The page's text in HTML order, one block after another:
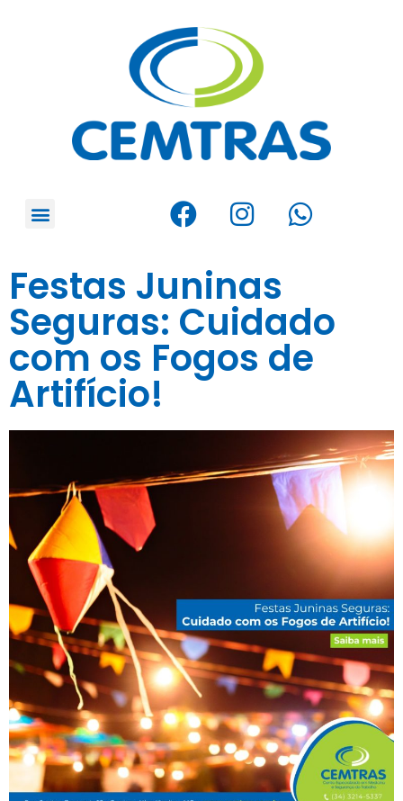
Festas Juninas
Seguras: Cuidado
com os Fogos de
Artifício!